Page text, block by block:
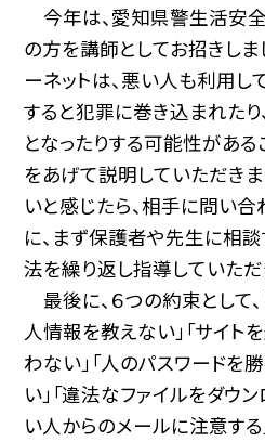
今年は、愛知県警生活安
の方を講師としてお招きしま
ーネットは、悪い人も利用し
すると犯罪に巻き込まれた
となったりする可能性がある
をあげて説明していただきま
いと感じたら、相手に問い
に、まず保護者や先生に相
法を繰り返し指導していただ
最後に、６つの約束として
人情報を教えない」「サイト
わない」「人のパスワードを
い」「違法なファイルをダウ
い人からのメールに注意する